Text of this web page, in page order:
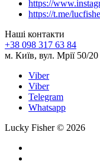
https://
https://t.me/
Наші контакти
+38 098 317 63 84
м. Київ, вул. Мрії 50/
Viber
Viber
Telegram
Whatsapp
Lucky Fisher © 2026